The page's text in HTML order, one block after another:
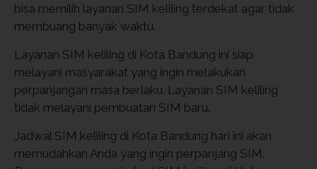
bisa memilih layanan SIM keliling terdekat agar tidak
membuang banyak waktu.
Layanan SIM keliling di Kota Bandung ini siap
melayani masyarakat yang ingin melakukan
perpanjangan masa berlaku. Layanan SIM keliling
tidak melayani pembuatan SIM baru.
Jadwal SIM keliling di Kota Bandung hari ini akan
memudahkan Anda yang ingin perpanjang SIM.